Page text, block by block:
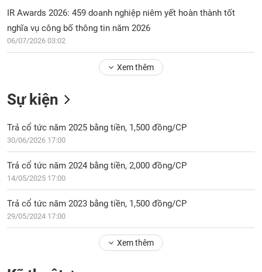
Tổng
quan
Giao
dịch
Phân
kỹ
thuật
sơ
doanh
Tin
tức
IR Awards 2026: 459 doanh nghiệp niêm yết hoàn thành tốt
nghĩa vụ công bố thông tin năm 2026
06/07/2026 03:02
Xem thêm
Sự kiện
Trả cổ tức năm 2025 bằng tiền, 1,500 đồng/CP
30/06/2026 17:00
Trả cổ tức năm 2024 bằng tiền, 2,000 đồng/CP
14/05/2025 17:00
Trả cổ tức năm 2023 bằng tiền, 1,500 đồng/CP
29/05/2024 17:00
Xem thêm
VS-
SECTOR
NĂNG
LƯỢNG
NGUYÊN
VẬT
LIỆU